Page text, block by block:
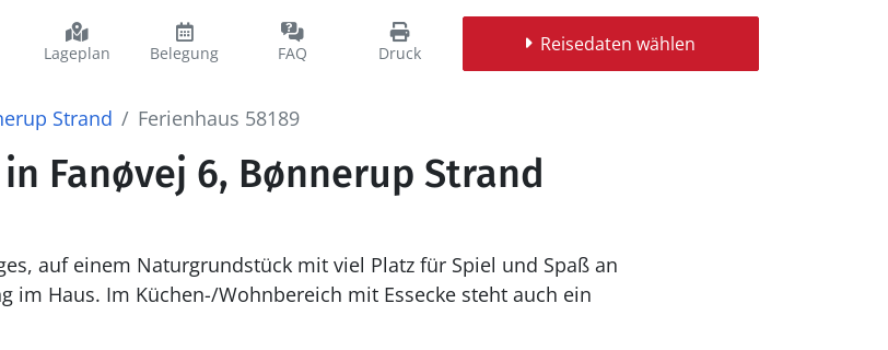
Lageplan Belegung FAQ Druck Reisedaten wählen
Strand Ferienhaus 58189
Fanøvej 6, Bønnerup Strand
auf einem Naturgrundstück mit viel Platz für Spiel und Spaß an
im Haus. Im Küchen-/Wohnbereich mit Essecke steht auch ein